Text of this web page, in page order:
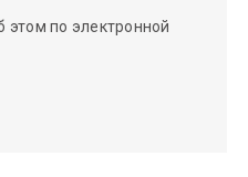
по электронной